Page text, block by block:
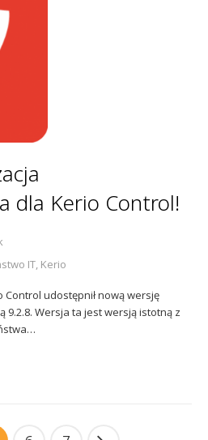
dla Kerio Control!
IT, Kerio
udostępnił nową wersję
Wersja ta jest wersją istotną z